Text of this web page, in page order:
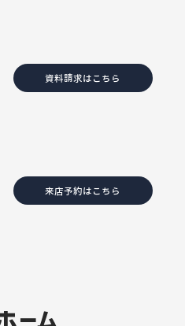
資料請求はこちら
来店予約はこちら